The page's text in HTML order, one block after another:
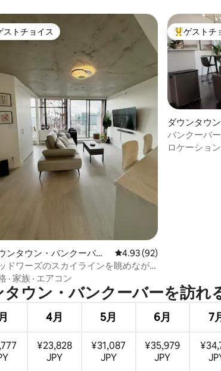
、5つ星中5つ星の平均評価
ストチョイス
ストチョイス
ンタウン・バンクーバー
ンション・アパート
レビュー92件、5つ星中
4.93 (92)
ドワーズのスカイラインを眺めなが
心静かなひととき
· 家族 · エアコン
大好評のゲ
ゲストチ
ダウンタウ
ンドミニアム
バンクーバ
く居心地の
ロケーション
タウン・バンクーバーを訪⁠れ⁠
4月 5月 6月 7
¥23,828
JPY
¥31,087
JPY
¥35,979
JPY